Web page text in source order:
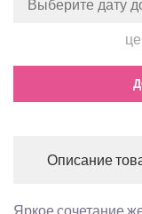
Описание
Яркое сочетание